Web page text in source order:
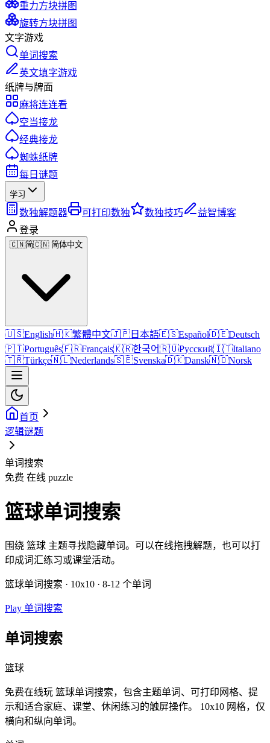
重力方块拼图
旋转方块拼图
文字游戏
单词搜索
英文填字游戏
纸牌与牌面
麻将连连看
空当接龙
经典接龙
蜘蛛纸牌
每日谜题
学习
数独解题器 可打印数独 数独技巧
益智博客
登录
🇨🇳简🇨🇳 简体中文
🇺🇸English🇭🇰繁體中文🇯🇵 日本語🇪🇸Español🇩🇪Deutsch
🇵🇹Português🇫🇷Français🇰🇷한국어🇷🇺Русский🇮🇹Italiano
🇹🇷Türkçe🇳🇱Nederlands🇸🇪Svenska🇩🇰Dansk🇳🇴Norsk
首页
逻辑谜题
单词搜索
免费 在线 puzzle
篮球单词搜索
围绕 篮球 主题寻找隐藏单词。可以在线拖拽解题，也可以打
印成词汇练习或课堂活动。
篮球单词搜索 · 10x10 · 8-12 个单词
Play 单词搜索
单词搜索
篮球
免费在线玩 篮球单词搜索，包含主题单词、可打印网格、提
示和适合家庭、课堂、休闲练习的触屏操作。
10x10 网格，仅
横向和纵向单词。